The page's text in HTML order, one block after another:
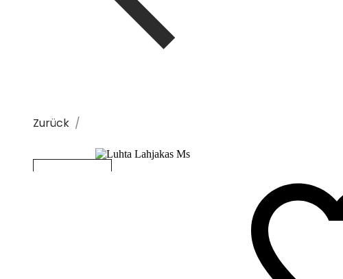
Zurück